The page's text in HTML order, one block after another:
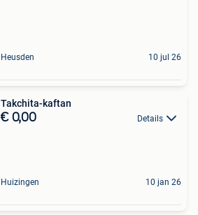
Heusden 10 jul 26
Takchita-kaftan
€ 0,00 Details
Huizingen 10 jan 26